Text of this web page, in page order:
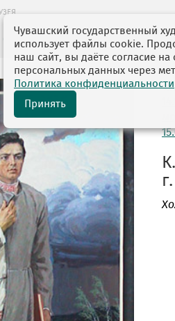
музея
г.
Чувашский государственный
использует файлы cookie.
наш сайт, вы даёте согласие на
персональных данных через
Политика конфиденциальности
Принять